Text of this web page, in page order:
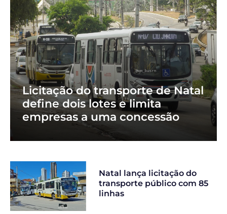
Licitação do transporte de Natal
define dois lotes e limita
empresas a uma concessão
Natal lança licitação do
transporte público com 85
linhas